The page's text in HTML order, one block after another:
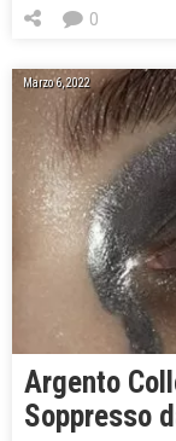
0
Marzo 6, 2022
Argento
Soppresso